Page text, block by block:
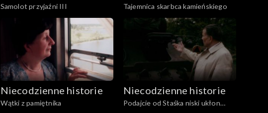
Samolot przyjaźni III Tajemnica skarbca kamieńskiego
Niecodzienne historie
Wątki z pamiętnika
Niecodzienne historie
Podajcie od Staśka niski ukłon